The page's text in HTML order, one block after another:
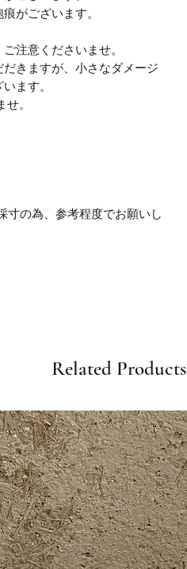
がございます。
注意くださいませ。
きますが、小さなダメージ
ます。
。
の為、参考程度でお願いし
Related Products